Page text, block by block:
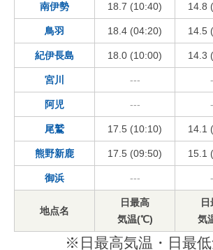
南伊勢 18.7 (10:40) 14.8
鳥羽 18.4 (04:20) 14.5
紀伊長島 18.0 (10:00) 14.3
宮川 ---
阿児 ---
尾鷲 17.5 (10:10) 14.1
熊野新鹿 17.5 (09:50) 15.1
御浜 ---
地点名
日最高
気温(℃)
気
※日最高気温・日最